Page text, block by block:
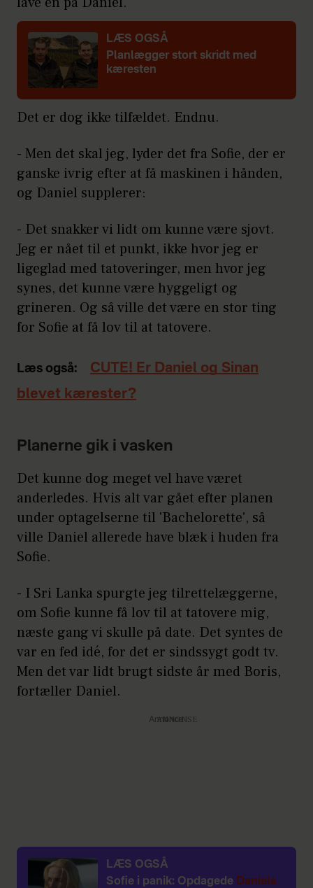
LÆS OGSÅ
Planlægger stort skridt med
kæresten
Det er dog ikke tilfældet. Endnu.
- Men det skal jeg, lyder det fra Sofie, der er
ganske ivrig efter at få maskinen i hånden,
og Daniel supplerer:
- Det snakker vi lidt om kunne være sjovt.
Jeg er nået til et punkt, ikke hvor jeg er
ligeglad med tatoveringer, men hvor jeg
synes, det kunne være hyggeligt og
grineren. Og så ville det være en stor ting
for Sofie at få lov til at tatovere.
Læs også:
CUTE! Er Daniel og Sinan
blevet kærester?
Planerne gik i vasken
Det kunne dog meget vel have været
anderledes. Hvis alt var gået efter planen
under optagelserne til 'Bachelorette', så
ville Daniel allerede have blæk i huden fra
Sofie.
- I Sri Lanka spurgte jeg tilrettelæggerne,
om Sofie kunne få lov til at tatovere mig,
næste gang vi skulle på date. Det syntes de
var en fed idé, for det er sindssygt godt tv.
Men det var lidt brugt sidste år med Boris,
fortæller Daniel.
Annonce
LÆS OGSÅ
Sofie i panik: Opdagede Daniels